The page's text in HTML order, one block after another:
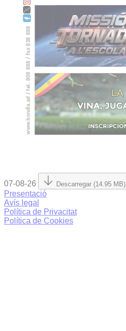
07-08-26 Descarregar (14.95 MB)
Presentació
Avís legal
Política de Privacitat
Política de Cookies